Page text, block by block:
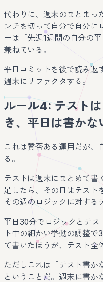
代わりに、週末のまとまっ
ンチを切って自分で自分に
ーは「先週1週間の自分の
兼ねている。
平日コミットを後で読み返
週末にリファクタする。
ルール4: テスト
き、平日は書かな
これは賛否ある運用だが、
る。
テストは週末にまとめて書
足したら、その日はテスト
その週のロジックに対する
平日30分でロジックとテス
ト中の細かい挙動の調整
て書いたほうが、テスト全
ただしこれは「テスト書か
ということだ。週末に書か